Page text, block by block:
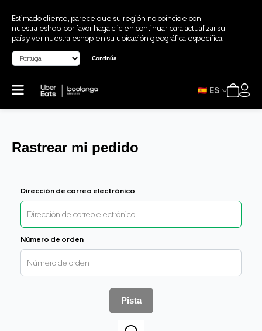
Estimado cliente, parece que su región no coincide con
nuestra eshop, por favor haga clic en continuar para actualizar su
país y ver nuestra eshop en su ubicación geográfica específica.
Continúa
ES
Rastrear mi pedido
Dirección de correo electrónico
Número de orden
Pista